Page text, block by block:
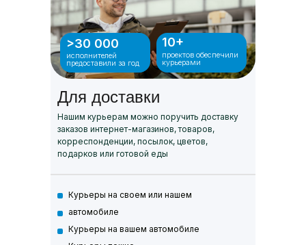
Нашим курьерам можно поручить доставку
заказов интернет-магазинов, товаров,
корреспонденции, посылок, цветов,
подарков или готовой еды
Для доставки
Курьеры на своем или нашем
автомобиле
Курьеры на вашем автомобиле
>30 000
исполнителей
предоставили за год
10+
проектов обеспечили
курьерами